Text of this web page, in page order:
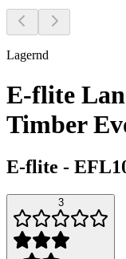
Lagernd
E-flite
Timber
E-flite -
3